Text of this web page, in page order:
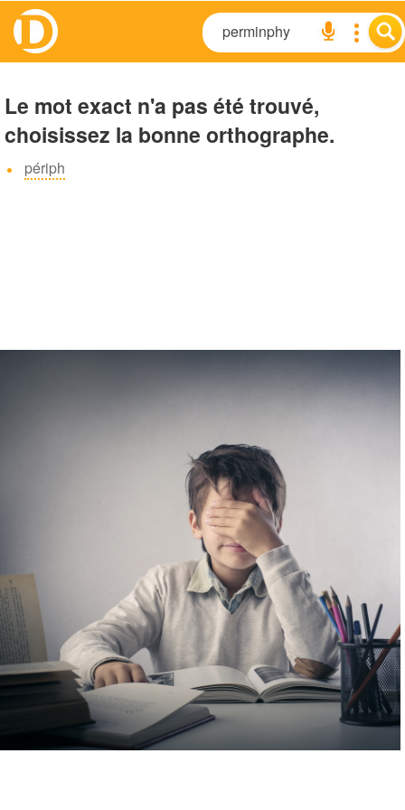
Le mot exact n'a pas été trouvé,
choisissez la bonne orthographe.
périph